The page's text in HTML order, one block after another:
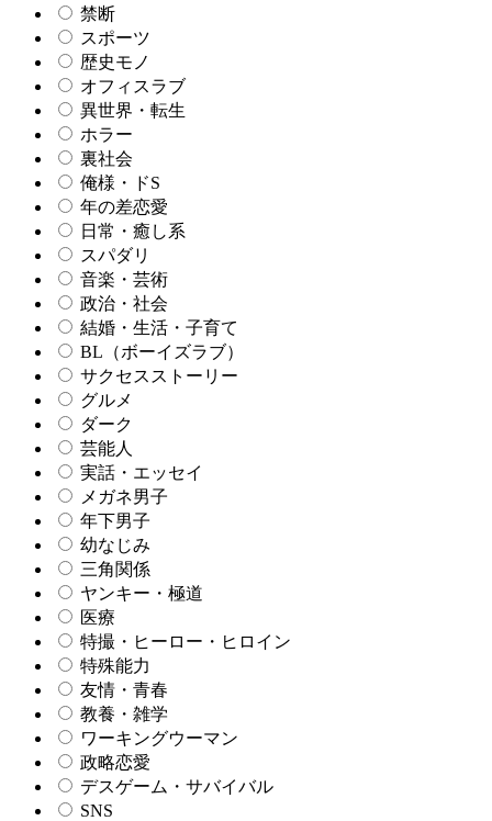
禁断
スポーツ
歴史モノ
オフィスラブ
異世界・転生
ホラー
裏社会
俺様・ドS
年の差恋愛
日常・癒し系
スパダリ
音楽・芸術
政治・社会
結婚・生活・子育て
BL（ボーイズラブ）
サクセスストーリー
グルメ
ダーク
芸能人
実話・エッセイ
メガネ男子
年下男子
幼なじみ
三角関係
ヤンキー・極道
医療
特撮・ヒーロー・ヒロイン
特殊能力
友情・青春
教養・雑学
ワーキングウーマン
政略恋愛
デスゲーム・サバイバル
SNS